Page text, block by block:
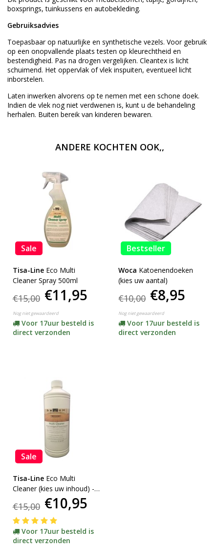
boxsprings, tuinkussens en autobekleding.
Gebruiksadvies
Toepasbaar op natuurlijke en synthetische vezels. Voor gebruik
op een onopvallende plaats testen op kleurechtheid en
bestendigheid. Pas na drogen vergelijken. Cleantex is licht
schuimend. Het oppervlak of vlek inspuiten, eventueel licht
inborstelen.
Laten inwerken alvorens op te nemen met een schone doek.
Indien de vlek nog niet verdwenen is, kunt u de behandeling
herhalen. Buiten bereik van kinderen bewaren.
ANDERE KOCHTEN OOK,,
Sale
Tisa-Line Eco Multi
Cleaner Spray 500ml
€15,00 €11,95
Nog niet gewaardeerd
Voor 17uur besteld is
direct verzonden
Bestseller
Woca Katoenendoeken
(kies uw aantal)
€10,00 €8,95
Nog niet gewaardeerd
Voor 17uur besteld is
direct verzonden
Sale
Tisa-Line Eco Multi
Cleaner (kies uw inhoud) -
€15,00 €10,95
Voor 17uur besteld is
direct verzonden